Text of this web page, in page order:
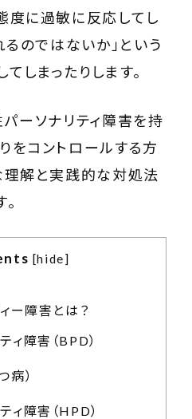
度に過敏に反応してし
るのではないか」という
しまったりします。
ーソナリティ障害を持
をコントロールする方
理解と実践的な対処法
[hide]
ー障害とは？
ィ障害（BPD）
病）
ィ障害（HPD）